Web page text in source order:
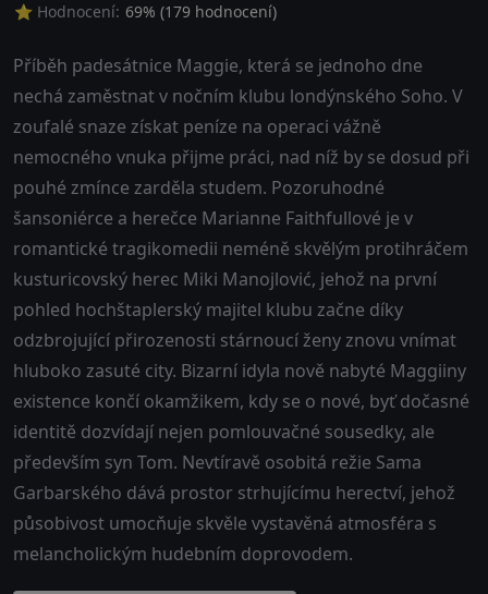
⭐ Hodnocení: 69% (179 hodnocení)
Příběh padesátnice Maggie, která se jednoho dne
nechá zaměstnat v nočním klubu londýnského Soho. V
zoufalé snaze získat peníze na operaci vážně
nemocného vnuka přijme práci, nad níž by se dosud při
pouhé zmínce zarděla studem. Pozoruhodné
šansoniérce a herečce Marianne Faithfullové je v
romantické tragikomedii neméně skvělým protihráčem
kusturicovský herec Miki Manojlović, jehož na první
pohled hochštaplerský majitel klubu začne díky
odzbrojující přirozenosti stárnoucí ženy znovu vnímat
hluboko zasuté city. Bizarní idyla nově nabyté Maggiiny
existence končí okamžikem, kdy se o nové, byť dočasné
identitě dozvídají nejen pomlouvačné sousedky, ale
především syn Tom. Nevtíravě osobitá režie Sama
Garbarského dává prostor strhujícímu herectví, jehož
působivost umocňuje skvěle vystavěná atmosféra s
melancholickým hudebním doprovodem.